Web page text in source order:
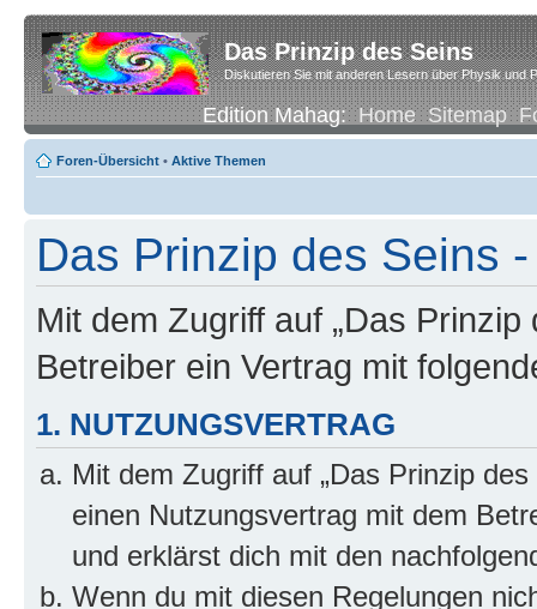
Das Prinzip des Seins
Diskutieren Sie mit anderen Lesern über Physik und
Edition Mahag:Home Sitemap
Foren-Übersicht • Aktive Themen
Das Prinzip des Seins
Mit dem Zugriff auf „Das
Betreiber ein Vertrag mit
1. NUTZUNGSVERTRAG
Mit dem Zugriff auf „Das Prinzip
einen Nutzungsvertrag mit dem
und erklärst dich mit den
Wenn du mit diesen Regelungen